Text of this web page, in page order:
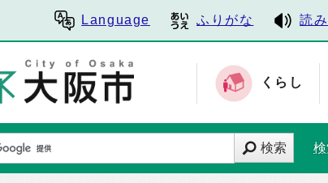
Language ふりがな 読
くらし
検索